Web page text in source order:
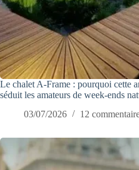
Le chalet A-Frame : pourquoi cette
séduit les amateurs de week-ends
03/07/2026
12